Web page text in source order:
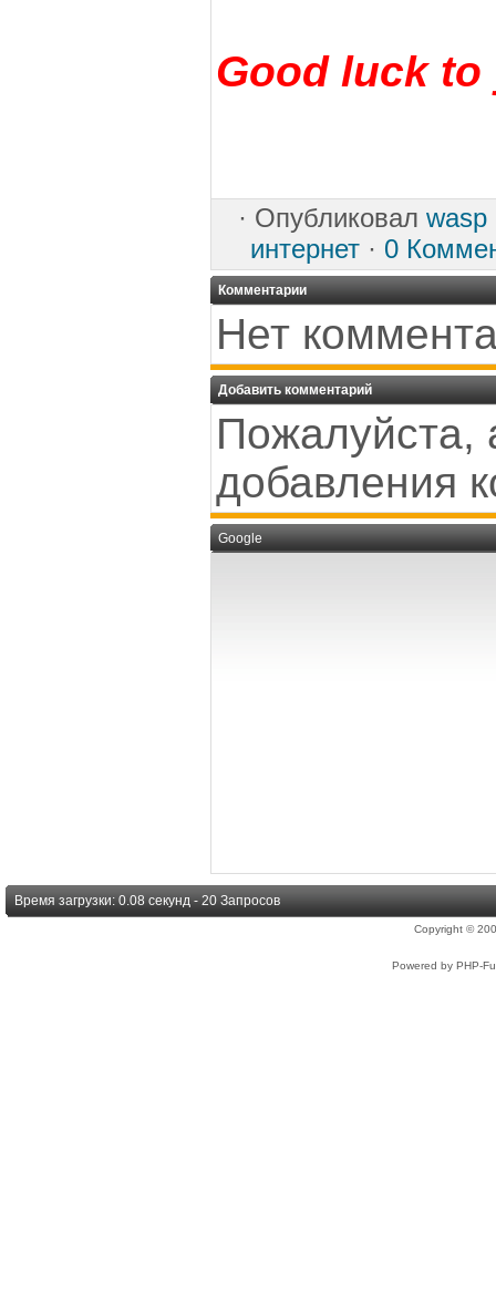
Good luck to
· Опубликовал wasp
интернет · 0
Комментарии
Нет
Добавить комментарий
Пожалуйста,
добавления
Google
Время загрузки: 0.08 секунд - 20 Запросов
Copyright ©
Powered by PHP-